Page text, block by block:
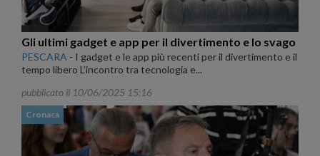
Gli ultimi gadget e app per il divertimento e lo svago
PESCARA - I gadget e le app più recenti per il divertimento e il
tempo libero L’incontro tra tecnologia e...
pubblicato il 10/06/2025 15:16
Cronaca